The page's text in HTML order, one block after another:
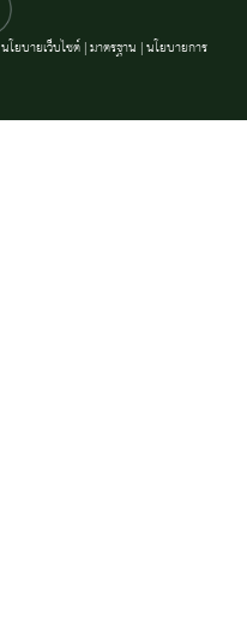
นโยบายเว็บไซต์|มาตรฐาน |นโยบายการ